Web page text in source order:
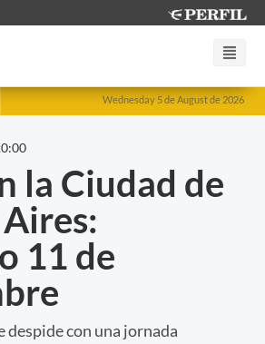
Wednesday 5 de August de 2026
la Ciudad de
11 de
despide con una jornada